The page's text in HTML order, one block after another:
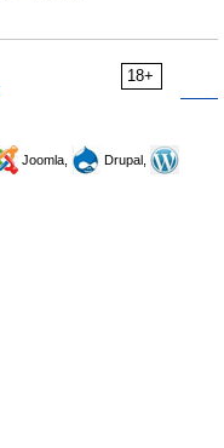
18+
Joomla,
Drupal,